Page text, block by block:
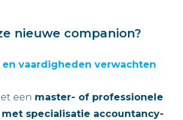
nieuwe companion?
vaardigheden verwachten
een master- of professionele
specialisatie accountancy-